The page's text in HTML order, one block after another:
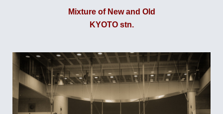
Mixture of New and Old
KYOTO stn.